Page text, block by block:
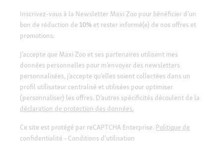
Inscrivez-vous à la Newsletter Maxi Zoo pour bénéficier d’un
bon de réduction de 10% et rester informé(e) de nos offres et
promotions.
J’accepte que Maxi Zoo et ses partenaires utilisent mes
données personnelles pour m’envoyer des newsletters
personnalisées, j’accepte qu’elles soient collectées dans un
profil utilisateur centralisé et utilisées pour optimiser
(personnaliser) les offres. D’autres spécificités découlent de la
déclaration de protection des données.
Ce site est protégé par reCAPTCHA Enterprise. Politique de
confidentialité - Conditions d'utilisation